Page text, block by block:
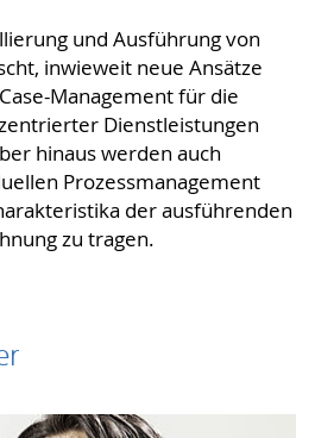
und Ausführung von
inwieweit neue Ansätze
Management für die
Dienstleistungen
hinaus werden auch
Prozessmanagement
der ausführenden
zu tragen.